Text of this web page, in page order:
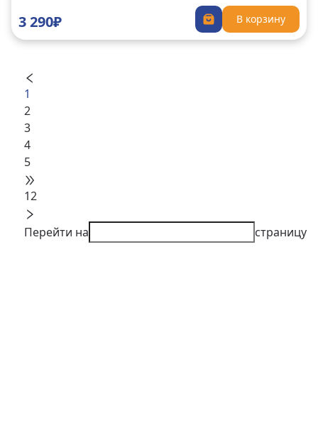
3 290₽ В корзину
1
2
3
4
5
12
Перейти на страницу